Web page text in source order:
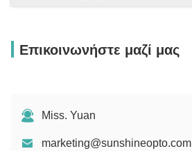
Επικοινωνήστε μαζί μας
Miss. Yuan
marketing@sunshineopto.com